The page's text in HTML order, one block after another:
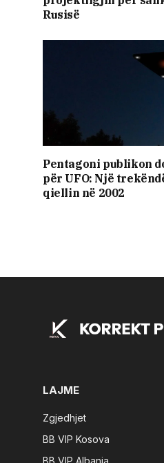
Rusisë
Pentagoni publikon
për UFO: Një
qiellin në 2002
LAJME
Zgjedhjet
BB VIP Kosova
BB VIP Albania